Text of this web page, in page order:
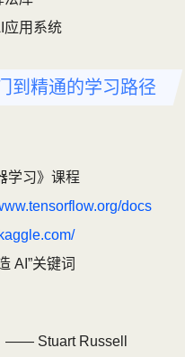
应用系统
到精通的学习路径
学习》课程
docs
AI”关键词
—— Stuart Russell